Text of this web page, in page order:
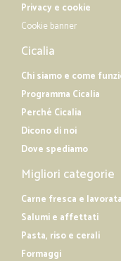
Privacy e cookie
Cookie banner
Cicalia
Chi siamo e come
Programma Cicalia
Perché Cicalia
Dicono di noi
Dove spediamo
Migliori categorie
Carne fresca e lavorata
Salumi e affettati
Pasta, riso e cerali
Formaggi